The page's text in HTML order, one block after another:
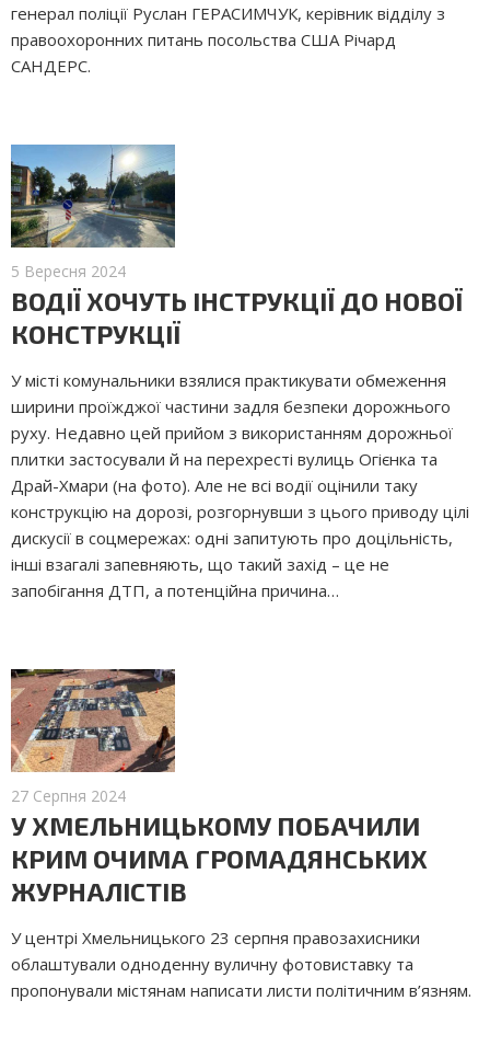
генерал поліції Руслан ГЕРАСИМЧУК, керівник відділу з
правоохоронних питань посольства США Річард
САНДЕРС.
5 Вересня 2024
ВОДІЇ ХОЧУТЬ ІНСТРУКЦІЇ ДО НОВОЇ
КОНСТРУКЦІЇ
У місті комунальники взялися практикувати обмеження
ширини проїжджої частини задля безпеки дорожнього
руху. Недавно цей прийом з використанням дорожньої
плитки застосували й на перехресті вулиць Огієнка та
Драй-Хмари (на фото). Але не всі водії оцінили таку
конструкцію на дорозі, розгорнувши з цього приводу цілі
дискусії в соц­мережах: одні запитують про доцільність,
інші взагалі запевняють, що такий захід – це не
запобігання ДТП, а потенційна причина…
27 Серпня 2024
У ХМЕЛЬНИЦЬКОМУ ПОБАЧИЛИ
КРИМ ОЧИМА ГРОМАДЯНСЬКИХ
ЖУРНАЛІСТІВ
У центрі Хмельницького 23 серпня правозахисники
облаштували одноденну вуличну фотовиставку та
пропонували містянам написати листи політичним в’язням.